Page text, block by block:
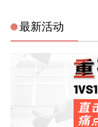
最新活动